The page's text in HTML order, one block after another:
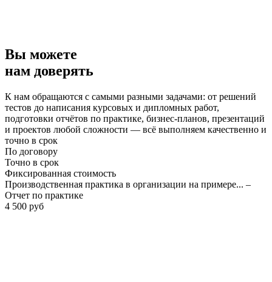
Вы можете
нам доверять
К нам обращаются с самыми разными задачами: от решений
тестов до написания курсовых и дипломных работ,
подготовки отчётов по практике, бизнес-планов, презентаций
и проектов любой сложности — всё выполняем качественно и
точно в срок
По договору
Точно в срок
Фиксированная стоимость
Производственная практика в организации на примере... –
Отчет по практике
4 500 руб